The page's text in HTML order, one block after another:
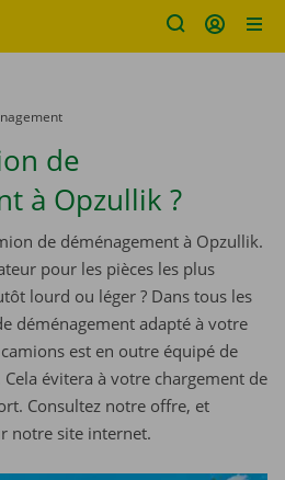
de
à Opzullik ?
de déménagement à Opzullik.
pour les pièces les plus
lourd ou léger ? Dans tous les
déménagement adapté à votre
est en outre équipé de
évitera à votre chargement de
Consultez notre offre, et
notre site internet.